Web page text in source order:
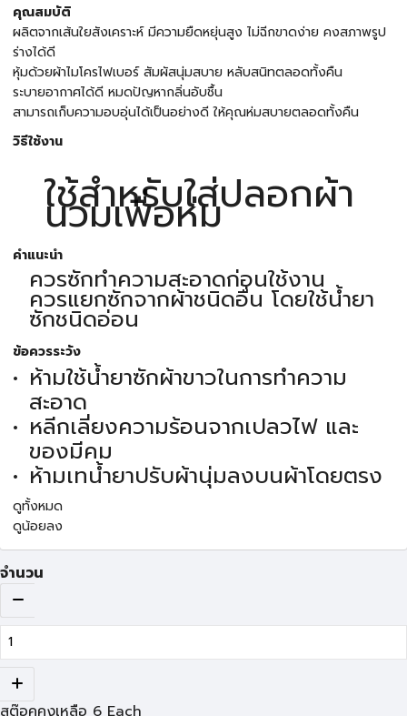
คุณสมบัติ
ผลิตจากเส้นใยสังเคราะห์ มีความยืดหยุ่นสูง ไม่ฉีกขาดง่าย คงสภาพรูป
ร่างได้ดี
หุ้มด้วยผ้าไมโครไฟเบอร์ สัมผัสนุ่มสบาย หลับสนิทตลอดทั้งคืน
ระบายอากาศได้ดี หมดปัญหากลิ่นอับชื้น
สามารถเก็บความอบอุ่นได้เป็นอย่างดี ให้คุณห่มสบายตลอดทั้งคืน
วิธีใช้งาน
ใช้สำหรับใส่ปลอกผ้า
นวมเพื่อห่ม
คำแนะนำ
ควรซักทำความสะอาดก่อนใช้งาน
ควรแยกซักจากผ้าชนิดอื่น โดยใช้น้ำยา
ซักชนิดอ่อน
ข้อควรระวัง
ห้ามใช้น้ำยาซักผ้าขาวในการทำความ
สะอาด
หลีกเลี่ยงความร้อนจากเปลวไฟ และ
ของมีคม
ห้ามเทน้ำยาปรับผ้านุ่มลงบนผ้าโดยตรง
ดูทั้งหมด
ดูน้อยลง
จำนวน
สต๊อคคงเหลือ 6 Each